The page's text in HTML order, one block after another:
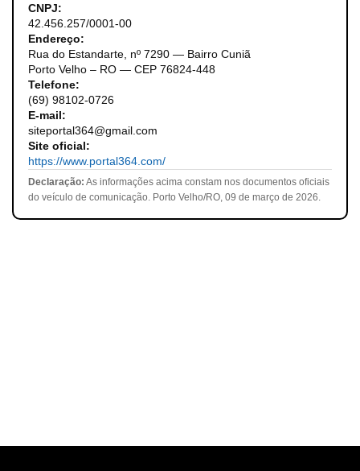
CNPJ:
42.456.257/0001-00
Endereço:
Rua do Estandarte, nº 7290 — Bairro Cuniã
Porto Velho – RO — CEP 76824-448
Telefone:
(69) 98102-0726
E-mail:
siteportal364@gmail.com
Site oficial:
https://www.portal364.com/
Declaração: As informações acima constam nos documentos oficiais
do veículo de comunicação. Porto Velho/RO, 09 de março de 2026.